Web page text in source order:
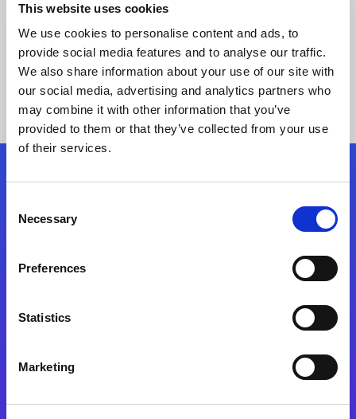
This website uses cookies
We use cookies to personalise content and ads, to
provide social media features and to analyse our traffic.
We also share information about your use of our site with
our social media, advertising and analytics partners who
may combine it with other information that you’ve
provided to them or that they’ve collected from your use
of their services.
Selection
Necessary
Preferences
Statistics
Marketing
Kövessen minket!